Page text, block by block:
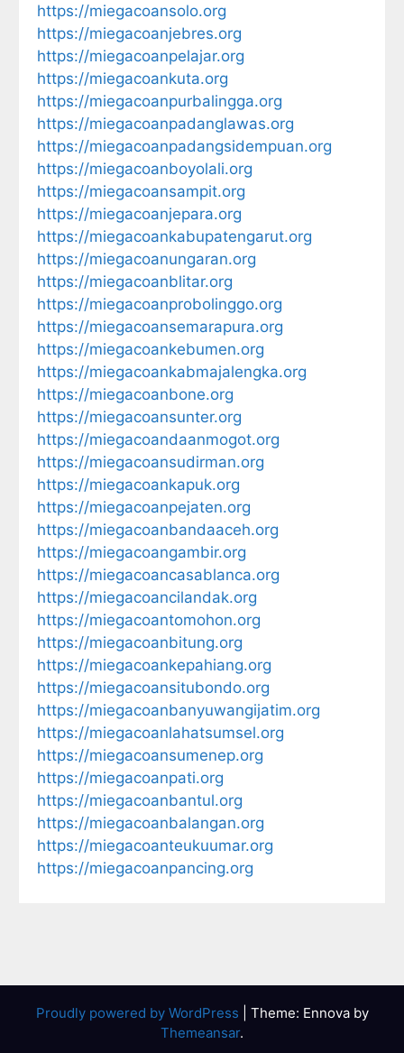
https://miegacoansolo.org
https://miegacoanjebres.org
https://miegacoanpelajar.org
https://miegacoankuta.org
https://miegacoanpurbalingga.org
https://miegacoanpadanglawas.org
https://miegacoanpadangsidempuan.org
https://miegacoanboyolali.org
https://miegacoansampit.org
https://miegacoanjepara.org
https://miegacoankabupatengarut.org
https://miegacoanungaran.org
https://miegacoanblitar.org
https://miegacoanprobolinggo.org
https://miegacoansemarapura.org
https://miegacoankebumen.org
https://miegacoankabmajalengka.org
https://miegacoanbone.org
https://miegacoansunter.org
https://miegacoandaanmogot.org
https://miegacoansudirman.org
https://miegacoankapuk.org
https://miegacoanpejaten.org
https://miegacoanbandaaceh.org
https://miegacoangambir.org
https://miegacoancasablanca.org
https://miegacoancilandak.org
https://miegacoantomohon.org
https://miegacoanbitung.org
https://miegacoankepahiang.org
https://miegacoansitubondo.org
https://miegacoanbanyuwangijatim.org
https://miegacoanlahatsumsel.org
https://miegacoansumenep.org
https://miegacoanpati.org
https://miegacoanbantul.org
https://miegacoanbalangan.org
https://miegacoanteukuumar.org
https://miegacoanpancing.org
Proudly powered by WordPress
Theme: Ennova by
Themeansar.